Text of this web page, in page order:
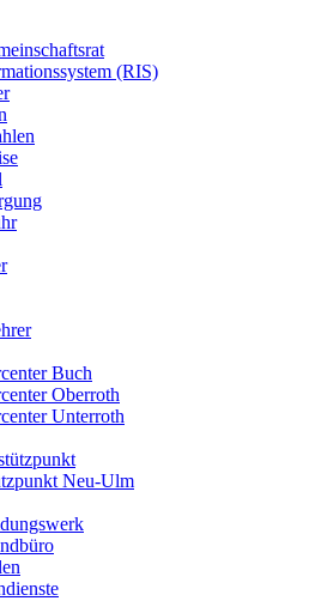
(RIS)
Buch
Oberroth
Unterroth
Neu-Ulm